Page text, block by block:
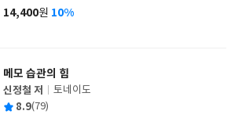
사
가
14,400원 10%
메모 습관의 힘
글
쓴
신정철 저
출
토네이도
평 8.9(79)